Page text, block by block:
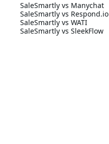
SaleSmartly vs Manychat
SaleSmartly vs Respond.io
SaleSmartly vs WATI
SaleSmartly vs SleekFlow